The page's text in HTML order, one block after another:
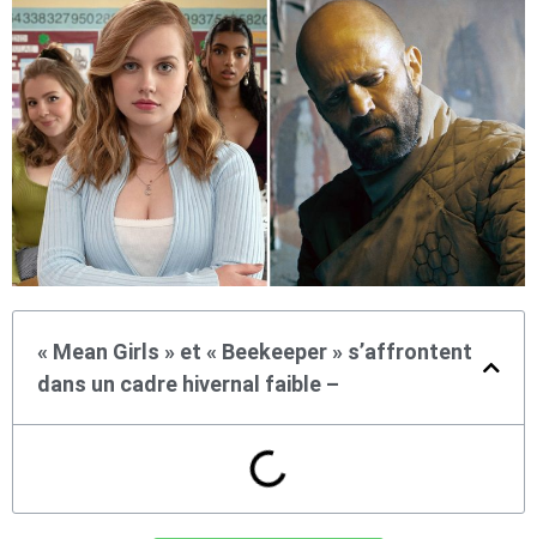
« Mean Girls » et « Beekeeper » s’affrontent
dans un cadre hivernal faible –